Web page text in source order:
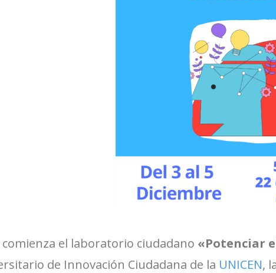
comienza el laboratorio ciudadano «Potenciar
de Innovación Ciudadana de la UNICEN,